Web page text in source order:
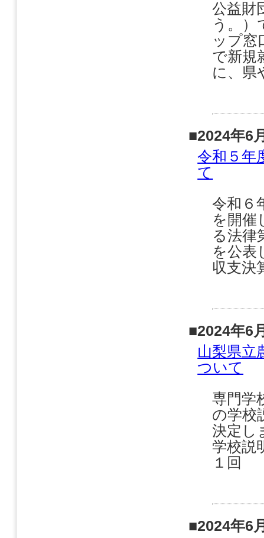
公益財
う。）
ップ窓
で新規
に、県
■2024年6
令和５年
て
令和６
を開催
る法律
を公表
収支決
■2024年6
山梨県立
ついて
専門学
の学校
決定し
学校説
１回
■2024年6